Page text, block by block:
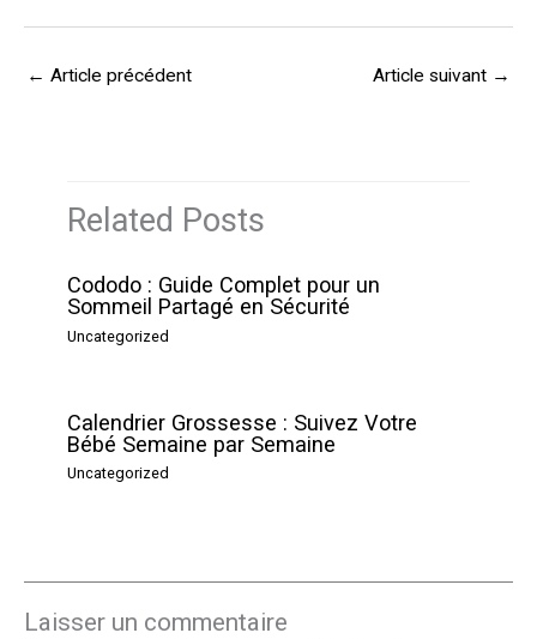
← Article précédent Article suivant →
Related Posts
Cododo : Guide Complet pour un
Sommeil Partagé en Sécurité
Uncategorized
Calendrier Grossesse : Suivez Votre
Bébé Semaine par Semaine
Uncategorized
Laisser un commentaire